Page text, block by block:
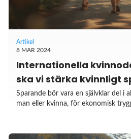
Artikel
8 MAR 2024
Internationella
ska vi stärka kvinnligt
Sparande bör vara en självklar del i
man eller kvinna, för ekonomisk